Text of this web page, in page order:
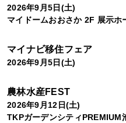
2026年9月5日(土)
マイドームおおさか 2F 展示ホ
マイナビ移住フェア
2026年9月5日(土)
農林水産FEST
2026年9月12日(土)
TKPガーデンシティPREMIUM